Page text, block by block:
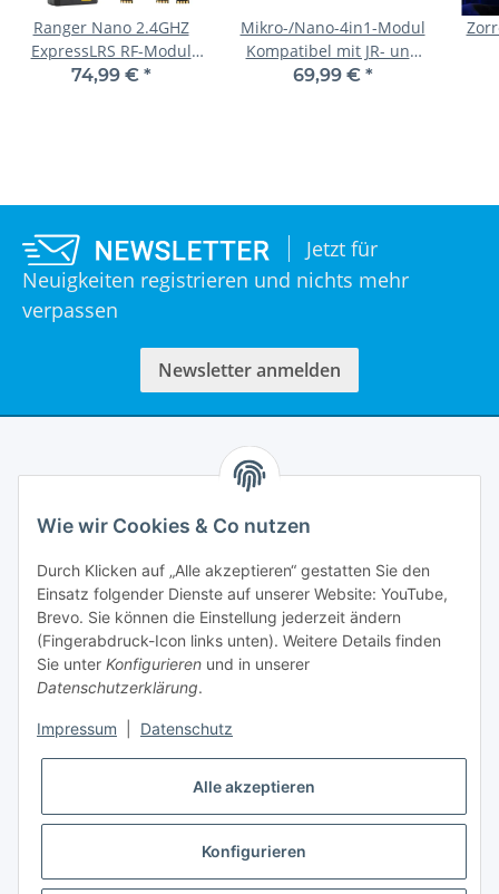
Ranger Nano 2.4GHZ
ExpressLRS RF-Modul
Starter Combo
74,99 € *
Mikro-/Nano-4in1-Modul
Kompatibel mit JR- und
Nano-Modulsteckplatz
69,99 € *
Jetzt für
Neuigkeiten registrieren und nichts mehr
verpassen
Newsletter anmelden
Informationen
Mein Account
Adlerstraße 6
97199 Ochsenfurt
Deutschland
+49 152 22 47 67 54
(Telefonzeit von 16-18Uhr, bitte Kommunikation per E-Mail)
info@mahmoudishop.de
Wie wir Cookies & Co nutzen
Durch Klicken auf „Alle akzeptieren“ gestatten Sie den
Einsatz folgender Dienste auf unserer Website: YouTube,
Brevo. Sie können die Einstellung jederzeit ändern
(Fingerabdruck-Icon links unten). Weitere Details finden
Sie unter Konfigurieren und in unserer
Datenschutzerklärung.
Impressum Datenschutz
Alle akzeptieren
Konfigurieren